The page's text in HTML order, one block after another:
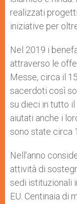
realizzati
iniziative per
Nel 2019 i
attraverso le
Messe, circa il
sacerdoti così
su dieci in tutto
aiutati anche i
sono state circa
Nell’anno
attività di
sedi istituzionali
EU. Centinaia di